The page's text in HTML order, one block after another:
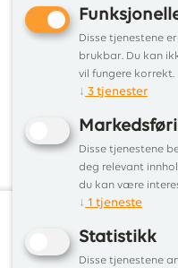
Disse tjenestene
brukbar. Du kan
vil fungere korrekt.
↓ 3 tjenester
Disse tjenestene
deg relevant
du kan være
↓ 1 tjeneste
Statistikk
Disse tjenestene